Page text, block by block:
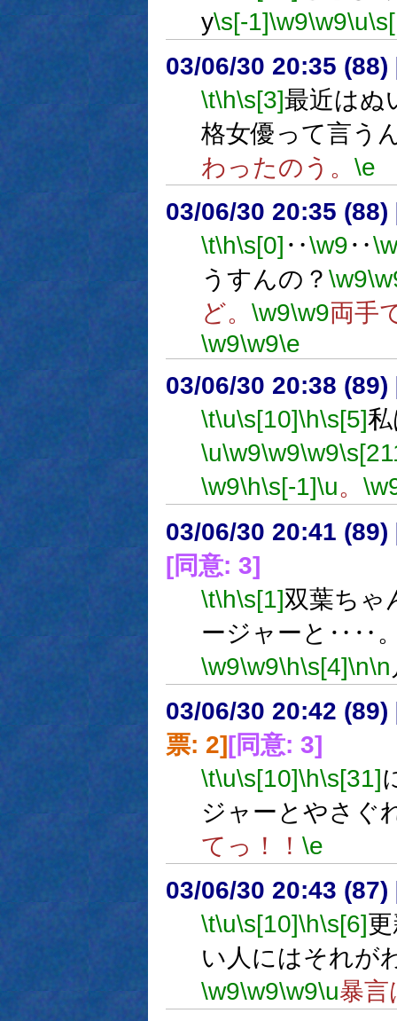
y\s[-1]\w9\w9\u
03/06/30 20:35 (88)
\t\h\s[3]最近はぬ
格女優って言う
わったのう。 \e
03/06/30 20:35 (88)
\t\h\s[0] ‥\w9‥
うすんの？ \w9
ど。 \w9\w9両手
\w9\w9\e
03/06/30 20:38 (89)
\t\u\s[10]\h\s[5]
\u\w9\w9\w9
\w9\h\s[-1]\u。
03/06/30 20:41 (89)
[同意: 3]
\t\h\s[1]双葉ちゃ
ージャーと‥‥
\w9\w9\h\s[4]\n\n
03/06/30 20:42 (89)
票: 2][同意: 3]
\t\u\s[10]\h\s[31]
ジャーとやさぐ
てっ！！ \e
03/06/30 20:43 (87)
\t\u\s[10]\h\s[6]
い人にはそれが
\w9\w9\w9\u暴言